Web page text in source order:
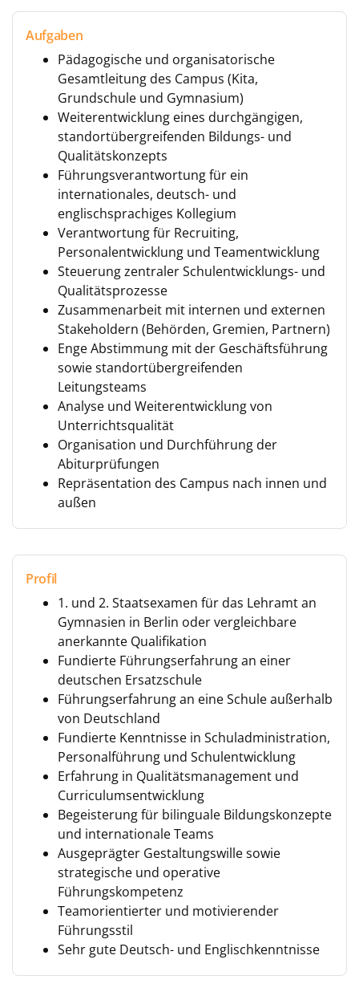
Aufgaben
Pädagogische und organisatorische
Gesamtleitung des Campus (Kita,
Grundschule und Gymnasium)
Weiterentwicklung eines durchgängigen,
standortübergreifenden Bildungs- und
Qualitätskonzepts
Führungsverantwortung für ein
internationales, deutsch- und
englischsprachiges Kollegium
Verantwortung für Recruiting,
Personalentwicklung und Teamentwicklung
Steuerung zentraler Schulentwicklungs- und
Qualitätsprozesse
Zusammenarbeit mit internen und externen
Stakeholdern (Behörden, Gremien, Partnern)
Enge Abstimmung mit der Geschäftsführung
sowie standortübergreifenden
Leitungsteams
Analyse und Weiterentwicklung von
Unterrichtsqualität
Organisation und Durchführung der
Abiturprüfungen
Repräsentation des Campus nach innen und
außen
Profil
1. und 2. Staatsexamen für das Lehramt an
Gymnasien in Berlin oder vergleichbare
anerkannte Qualifikation
Fundierte Führungserfahrung an einer
deutschen Ersatzschule
Führungserfahrung an eine Schule außerhalb
von Deutschland
Fundierte Kenntnisse in Schuladministration,
Personalführung und Schulentwicklung
Erfahrung in Qualitätsmanagement und
Curriculumsentwicklung
Begeisterung für bilinguale Bildungskonzepte
und internationale Teams
Ausgeprägter Gestaltungswille sowie
strategische und operative
Führungskompetenz
Teamorientierter und motivierender
Führungsstil
Sehr gute Deutsch- und Englischkenntnisse